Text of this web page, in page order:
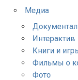
Медиа
Интерактив
Книги и
Фильмы о
Фото